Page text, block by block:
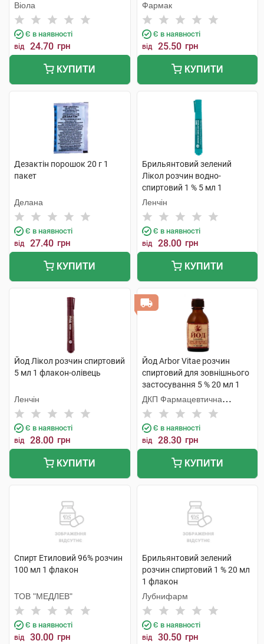
Віола
Є в наявності
від 24.70 грн
КУПИТИ
Фармак
Є в наявності
від 25.50 грн
КУПИТИ
Дезактін порошок 20 г 1
пакет
Делана
Є в наявності
від 27.40 грн
КУПИТИ
Брильянтовий зелений
Лікол розчин водно-
спиртовий 1 % 5 мл 1
флакон-олівець
Ленчін
Є в наявності
від 28.00 грн
КУПИТИ
Йод Лікол розчин спиртовий
5 мл 1 флакон-олівець
Ленчін
Є в наявності
від 28.00 грн
КУПИТИ
Йод Arbor Vitae розчин
спиртовий для зовнішнього
застосування 5 % 20 мл 1
флакон
ДКП Фармацевтична
фабрика
Є в наявності
від 28.30 грн
КУПИТИ
Спирт Етиловий 96% розчин
100 мл 1 флакон
ТОВ "МЕДЛЕВ"
Є в наявності
від 30.00 грн
Брильянтовий зелений
розчин спиртовий 1 % 20 мл
1 флакон
Лубнифарм
Є в наявності
від 30.50 грн